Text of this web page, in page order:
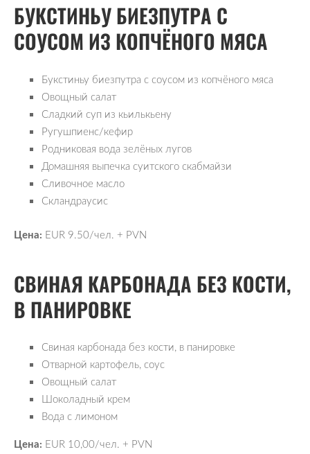
БУКСТИНЬУ БИЕЗПУТРА С
СОУСОМ ИЗ КОПЧЁНОГО МЯСА
Букстиньу биезпутра с соусом из копчёного мяса
Овощный салат
Сладкий суп из кьилькьену
Ругушпиенс/кефир
Родниковая вода зелёных лугов
Домашняя выпечка суитского скабмайзи
Сливочное масло
Скландраусис
Цена: EUR 9.50/чел. + PVN
СВИНАЯ КАРБОНАДА БЕЗ КОСТИ,
В ПАНИРОВКЕ
Свиная карбонада без кости, в панировке
Отварной картофель, соус
Овощный салат
Шоколадный крем
Вода с лимоном
Цена: EUR 10,00/чел. + PVN